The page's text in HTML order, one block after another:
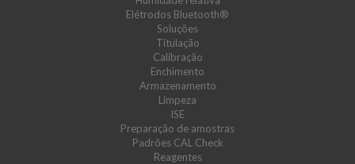
Elétrodos Bluetooth®
Soluções
Titulação
Calibração
Enchimento
Armazenamento
Limpeza
ISE
Preparação de amostras
Padrões CAL Check
Reagentes